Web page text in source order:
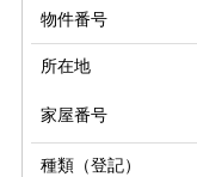
物件番号
所在地
家屋番号
種類（登記）